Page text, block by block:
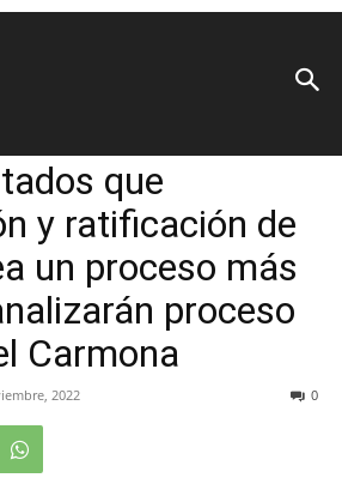
Morelosque
y ratificación de
un proceso más
proceso
Carmona
2022 0